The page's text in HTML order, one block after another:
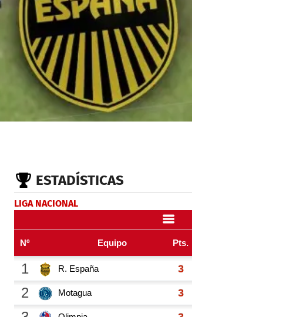
ESTADÍSTICAS
LIGA NACIONAL